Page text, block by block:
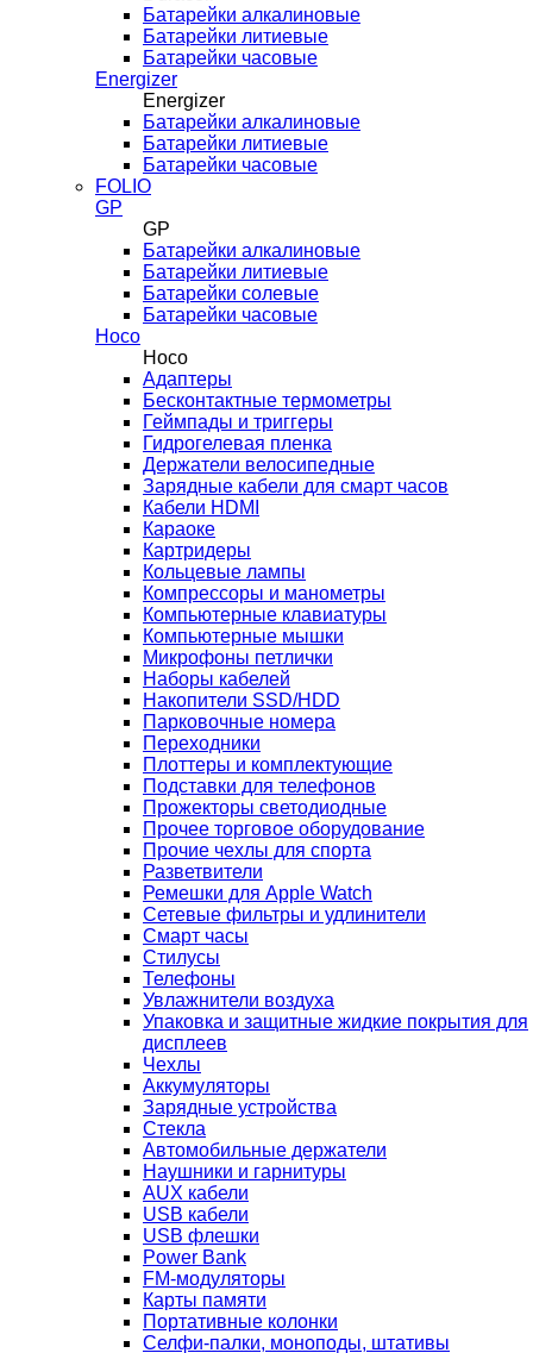
Батарейки алкалиновые
Батарейки литиевые
Батарейки часовые
Energizer
Energizer
Батарейки алкалиновые
Батарейки литиевые
Батарейки часовые
FOLIO
GP
GP
Батарейки алкалиновые
Батарейки литиевые
Батарейки солевые
Батарейки часовые
Hoco
Hoco
Адаптеры
Бесконтактные термометры
Геймпады и триггеры
Гидрогелевая пленка
Держатели велосипедные
Зарядные кабели для смарт часов
Кабели HDMI
Караоке
Картридеры
Кольцевые лампы
Компрессоры и манометры
Компьютерные клавиатуры
Компьютерные мышки
Микрофоны петлички
Наборы кабелей
Накопители SSD/HDD
Парковочные номера
Переходники
Плоттеры и комплектующие
Подставки для телефонов
Прожекторы светодиодные
Прочее торговое оборудование
Прочие чехлы для спорта
Разветвители
Ремешки для Apple Watch
Сетевые фильтры и удлинители
Смарт часы
Стилусы
Телефоны
Увлажнители воздуха
Упаковка и защитные жидкие покрытия для
дисплеев
Чехлы
Аккумуляторы
Зарядные устройства
Стекла
Автомобильные держатели
Наушники и гарнитуры
AUX кабели
USB кабели
USB флешки
Power Bank
FM-модуляторы
Карты памяти
Портативные колонки
Селфи-палки, моноподы, штативы